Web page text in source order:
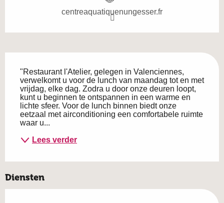
centreaquatiquenungesser.fr
"Restaurant l'Atelier, gelegen in Valenciennes,
verwelkomt u voor de lunch van maandag tot en met
vrijdag, elke dag. Zodra u door onze deuren loopt,
kunt u beginnen te ontspannen in een warme en
lichte sfeer. Voor de lunch binnen biedt onze
eetzaal met airconditioning een comfortabele ruimte
waar u...
Lees verder
Diensten